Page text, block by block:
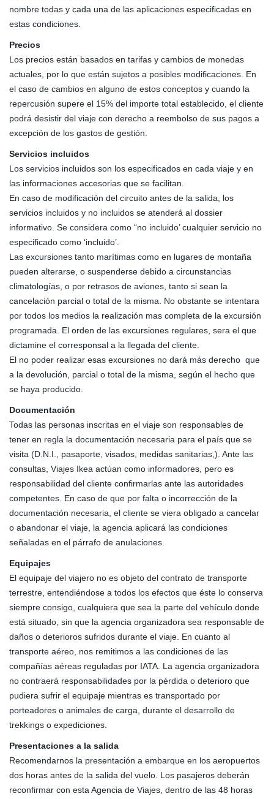
nombre todas y cada una de las aplicaciones especificadas en
estas condiciones.
Precios
Los precios están basados en tarifas y cambios de monedas
actuales, por lo que están sujetos a posibles modificaciones. En
el caso de cambios en alguno de estos conceptos y cuando la
repercusión supere el 15% del importe total establecido, el cliente
podrá desistir del viaje con derecho a reembolso de sus pagos a
excepción de los gastos de gestión.
Servicios incluidos
Los servicios incluidos son los especificados en cada viaje y en
las informaciones accesorias que se facilitan.
En caso de modificación del circuito antes de la salida, los
servicios incluidos y no incluidos se atenderá al dossier
informativo. Se considera como “no incluido’ cualquier servicio no
especificado como ‘incluido’.
Las excursiones tanto marítimas como en lugares de montaña
pueden alterarse, o suspenderse debido a circunstancias
climatologías, o por retrasos de aviones, tanto si sean la
cancelación parcial o total de la misma. No obstante se intentara
por todos los medios la realización mas completa de la excursión
programada. El orden de las excursiones regulares, sera el que
dictamine el corresponsal a la llegada del cliente.
El no poder realizar esas excursiones no dará más derecho que
a la devolución, parcial o total de la misma, según el hecho que
se haya producido.
Documentación
Todas las personas inscritas en el viaje son responsables de
tener en regla la documentación necesaria para el país que se
visita (D.N.I., pasaporte, visados, medidas sanitarias,). Ante las
consultas, Viajes Ikea actúan como informadores, pero es
responsabilidad del cliente confirmarlas ante las autoridades
competentes. En caso de que por falta o incorrección de la
documentación necesaria, el cliente se viera obligado a cancelar
o abandonar el viaje, la agencia aplicará las condiciones
señaladas en el párrafo de anulaciones.
Equipajes
El equipaje del viajero no es objeto del contrato de transporte
terrestre, entendiéndose a todos los efectos que éste lo conserva
siempre consigo, cualquiera que sea la parte del vehículo donde
está situado, sin que la agencia organizadora sea responsable de
daños o deterioros sufridos durante el viaje. En cuanto al
transporte aéreo, nos remitimos a las condiciones de las
compañías aéreas reguladas por IATA. La agencia organizadora
no contraerá responsabilidades por la pérdida o deterioro que
pudiera sufrir el equipaje mientras es transportado por
porteadores o animales de carga, durante el desarrollo de
trekkings o expediciones.
Presentaciones a la salida
Recomendarnos la presentación a embarque en los aeropuertos
dos horas antes de la salida del vuelo. Los pasajeros deberán
reconfirmar con esta Agencia de Viajes, dentro de las 48 horas